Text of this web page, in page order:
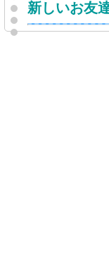
新しいお友